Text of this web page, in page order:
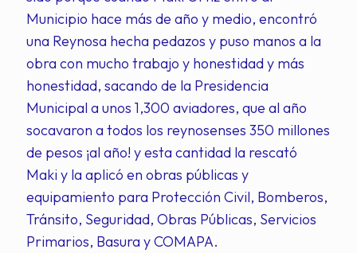
Municipio hace más de año y medio, encontró
una Reynosa hecha pedazos y puso manos a la
obra con mucho trabajo y honestidad y más
honestidad, sacando de la Presidencia
Municipal a unos 1,300 aviadores, que al año
socavaron a todos los reynosenses 350 millones
de pesos ¡al año! y esta cantidad la rescató
Maki y la aplicó en obras públicas y
equipamiento para Protección Civil, Bomberos,
Tránsito, Seguridad, Obras Públicas, Servicios
Primarios, Basura y COMAPA.